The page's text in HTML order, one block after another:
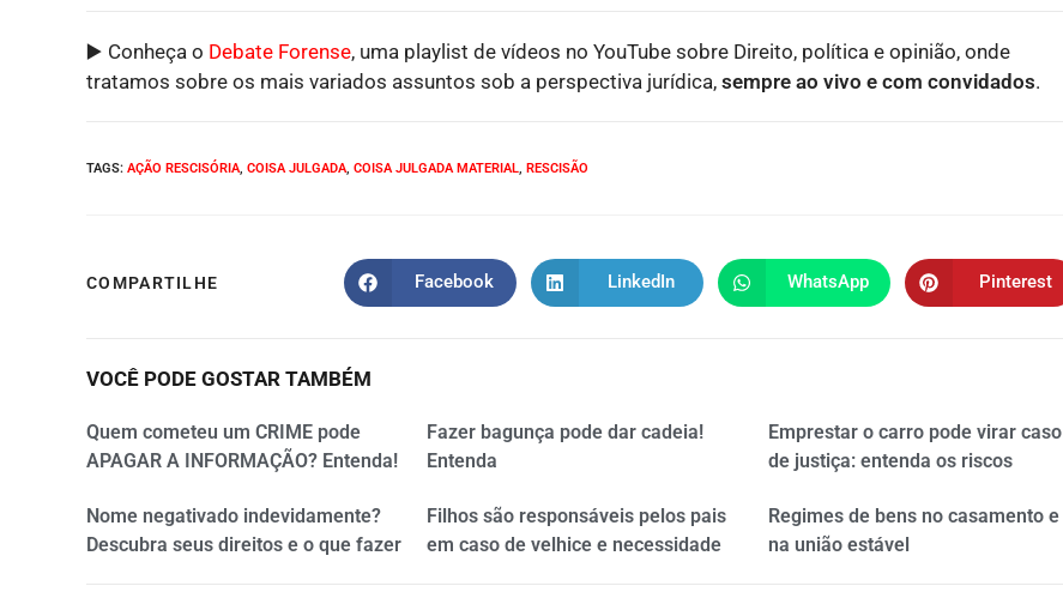
▶️ Conheça o Debate Forense, uma playlist de vídeos no YouTube sobre Direito, política e opinião, onde
tratamos sobre os mais variados assuntos sob a perspectiva jurídica, sempre ao vivo e com convidados.
TAGS: AÇÃO RESCISÓRIA COISA JULGADA COISA JULGADA MATERIAL RESCISÃO
COMPARTILHE Facebook LinkedIn WhatsApp Pinterest
VOCÊ PODE GOSTAR TAMBÉM
Quem cometeu um CRIME pode
APAGAR A INFORMAÇÃO? Entenda!
Fazer bagunça pode dar cadeia!
Entenda
Emprestar o carro pode virar caso
de justiça: entenda os riscos
Nome negativado indevidamente?
Descubra seus direitos e o que fazer
Filhos são responsáveis pelos pais
em caso de velhice e necessidade
Regimes de bens no casamento e
na união estável